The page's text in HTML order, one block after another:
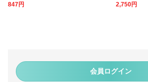
会員ログイン
847円 2,750円